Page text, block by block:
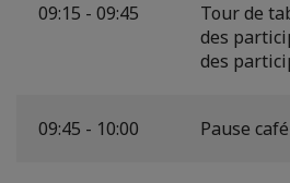
09:15 - 09:45
Tour de
des
des
09:45 - 10:00 Pause café